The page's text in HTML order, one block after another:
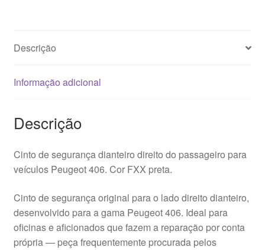
8974CR
Descrição
Informação adicional
Descrição
Cinto de segurança dianteiro direito do passageiro para
veículos Peugeot 406. Cor FXX preta.
Cinto de segurança original para o lado direito dianteiro,
desenvolvido para a gama Peugeot 406. Ideal para
oficinas e aficionados que fazem a reparação por conta
própria — peça frequentemente procurada pelos